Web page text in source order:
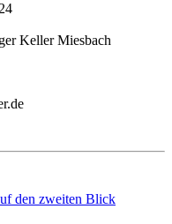
Keller Miesbach
den zweiten Blick